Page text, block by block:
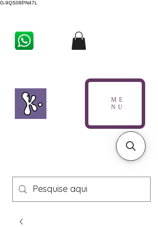
G-9QS08PN47L
ME
NU